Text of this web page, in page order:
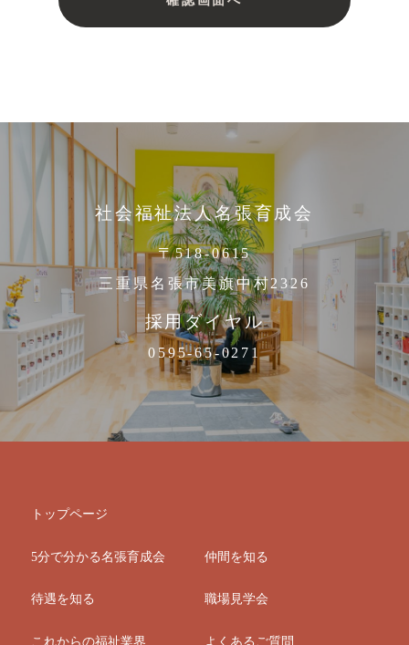
社会福祉法人名張育成会
〒518-0615
三重県名張市美旗中村2326
採用ダイヤル
0595-65-0271
トップページ
5分で分かる名張育成会 仲間を知る
待遇を知る 職場見学会
これからの福祉業界 よくあるご質問